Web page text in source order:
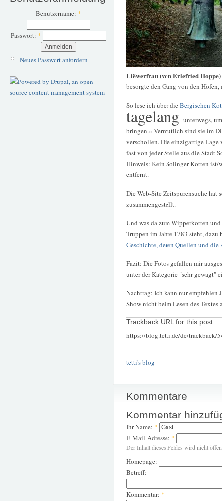
Benutzername: *
Passwort: *
Neues Passwort anfordern
Liëwerfrau (von Erlefried Hoppe)
besorgte den Gang von den
So lese ich über die Bergischen
tagelang unterwegs,
bringen.« Vermutlich sind sie im
verschollen. Die einzigartige Lage
fast von jeder Stelle aus die Stadt
Hinweis: Kein Solinger Kotten ist/
entfernt.
Die Web-Site Zeitspurensuche hat
zusammengestellt.
Und was da zum Wipperkotten
Truppen im Jahre 1783 steht, dazu
Geschichte, deren Quellen und die
Fazit: Die Fotos gefallen mir
unter der Kategorie "sehr gewagt"
Nachtrag: Ich kann nur empfehlen
Show nicht beim Lesen des
Trackback URL for this post:
https://blog.tetti.de/de/trackback/
tetti's blog
Kommentare
Kommentar
Ihr Name: *
E-Mail-Adresse: *
Der Inhalt dieses Feldes wird nicht
Homepage:
Betreff:
Kommentar: *